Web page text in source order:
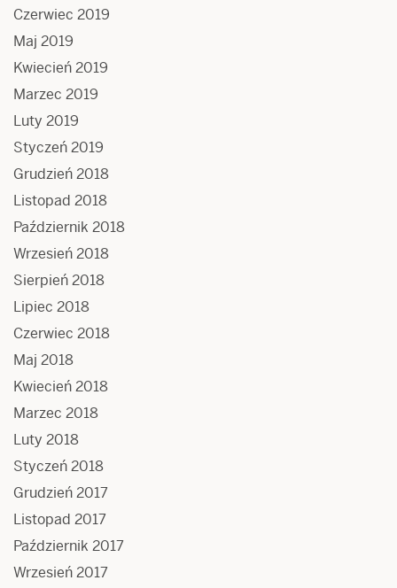
Czerwiec 2019
Maj 2019
Kwiecień 2019
Marzec 2019
Luty 2019
Styczeń 2019
Grudzień 2018
Listopad 2018
Październik 2018
Wrzesień 2018
Sierpień 2018
Lipiec 2018
Czerwiec 2018
Maj 2018
Kwiecień 2018
Marzec 2018
Luty 2018
Styczeń 2018
Grudzień 2017
Listopad 2017
Październik 2017
Wrzesień 2017